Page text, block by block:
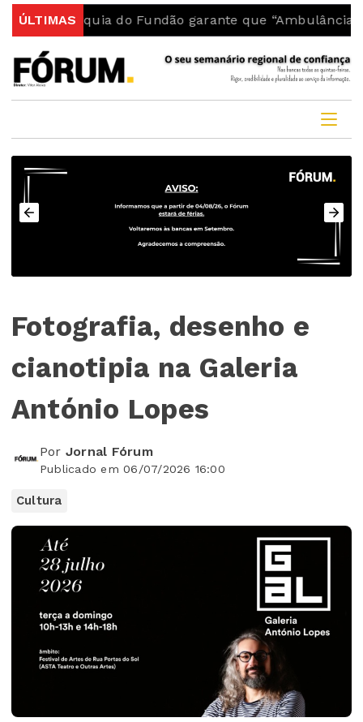
ÚLTIMAS
Fundão garante que “Ambulância do INEM fica no
Fotografia, desenho e
cianotipia na Galeria
António Lopes
Por Jornal Fórum
Publicado em 06/07/2026 16:00
Cultura